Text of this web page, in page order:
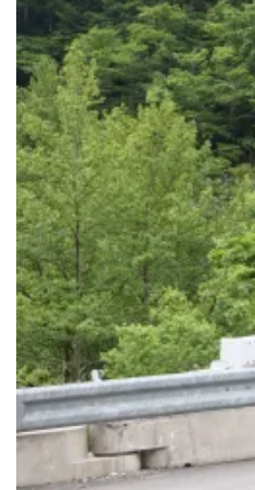
Kort en goed verlicht, zonnebril
De hoeveelheid bruggen en de
Shimanami Kaido? Veel en nog